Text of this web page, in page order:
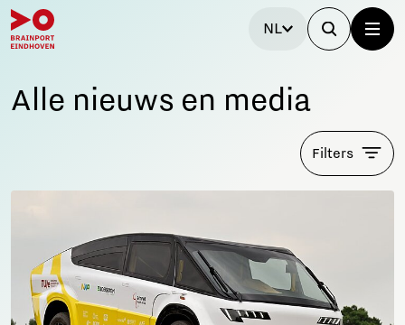
NL
Alle nieuws en media
Filters